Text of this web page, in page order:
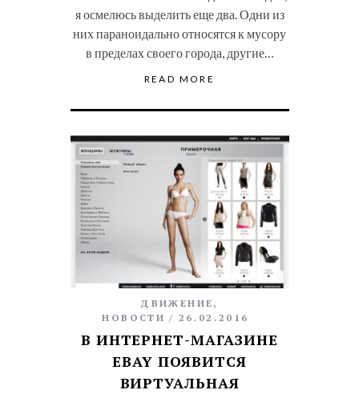
я осмелюсь выделить еще два. Одни из
них параноидально относятся к мусору
в пределах своего города, другие…
READ MORE
ДВИЖЕНИЕ ,
НОВОСТИ
26.02.2016
В ИНТЕРНЕТ-МАГАЗИНЕ
EBAY ПОЯВИТСЯ
ВИРТУАЛЬНАЯ